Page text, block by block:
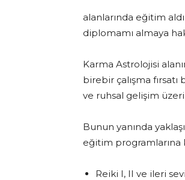
alanlarında eğitim
diplomamı almaya
Karma Astrolojisi
birebir çalışma
ve ruhsal gelişim
Bunun yanında
eğitim programlarına
Reiki I, II ve ileri